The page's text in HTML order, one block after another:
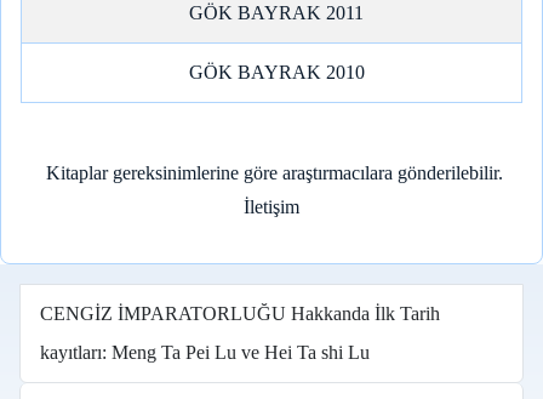
GÖK BAYRAK 2011
GÖK BAYRAK 2010
Kitaplar gereksinimlerine göre araştırmacılara gönderilebilir.
İletişim
CENGİZ İMPARATORLUĞU Hakkanda İlk Tarih
kayıtları: Meng Ta Pei Lu ve Hei Ta shi Lu